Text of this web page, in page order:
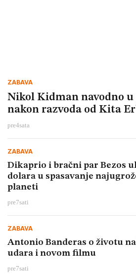
ZABAVA
Nikol Kidman navodno u
nakon razvoda od Kita
pre4sata
ZABAVA
Dikaprio i bračni par Bezos
dolara u spasavanje
planeti
pre7sati
ZABAVA
Antonio Banderas o životu
udara i novom filmu
pre7sati